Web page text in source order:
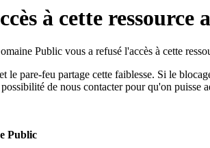
à cette ressource
Public vous a refusé l'accès à cette
le pare-feu partage cette faiblesse. Si le
de nous contacter pour qu'on puisse
Public